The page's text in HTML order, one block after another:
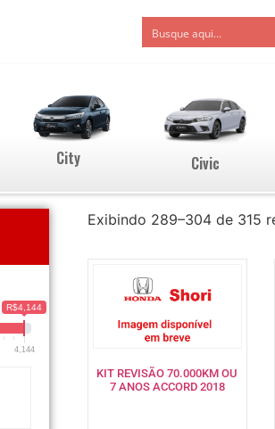
City Civic
R$4,144
4,144
Exibindo 289–304 de 315
KIT REVISÃO 70.000KM OU
7 ANOS ACCORD 2018